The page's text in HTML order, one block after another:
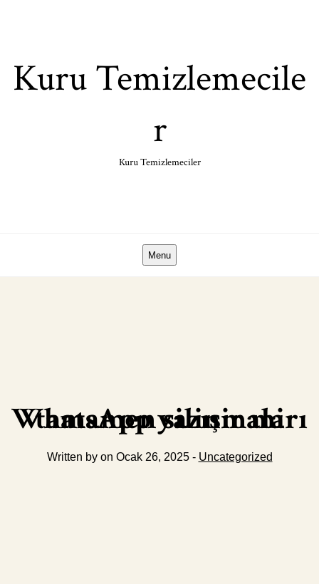
Kuru Temizlemecile
r
Kuru Temizlemeciler
Menu
WhatsApp yazışmaları tamamen silinir mi
Written by on Ocak 26, 2025 - Uncategorized